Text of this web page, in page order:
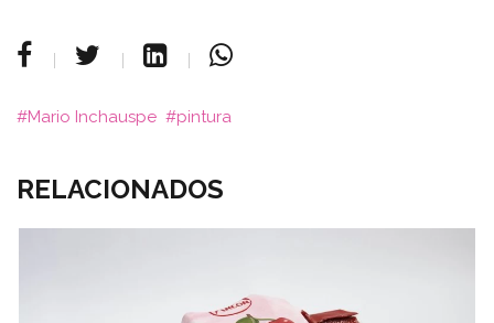
Mario Inchauspe pintura
RELACIONADOS